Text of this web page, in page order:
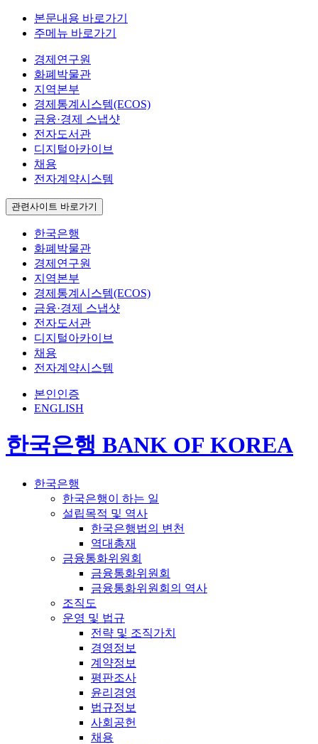
본문내용 바로가기
주메뉴 바로가기
경제연구원
화폐박물관
지역본부
경제통계시스템(ECOS)
금융·경제 스냅샷
전자도서관
디지털아카이브
채용
전자계약시스템
관련사이트 바로가기
한국은행
화폐박물관
경제연구원
지역본부
경제통계시스템(ECOS)
금융·경제 스냅샷
전자도서관
디지털아카이브
채용
전자계약시스템
본인인증
ENGLISH
한국은행 BANK OF KOREA
한국은행
한국은행이 하는 일
설립목적 및 역사
한국은행법의 변천
역대총재
금융통화위원회
금융통화위원회
금융통화위원회의 역사
조직도
운영 및 법규
전략 및 조직가치
경영정보
계약정보
평판조사
윤리경영
법규정보
사회공헌
채용